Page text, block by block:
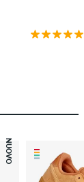
NUOVO